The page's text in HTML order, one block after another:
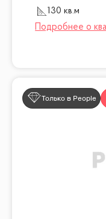
130 кв.м
Только в People